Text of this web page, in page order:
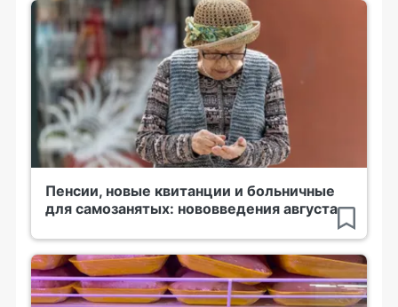
Пенсии, новые квитанции и больничные
для самозанятых: нововведения августа